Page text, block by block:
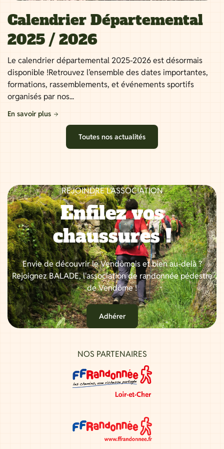
Calendrier Départemental
2025 / 2026
Le calendrier départemental 2025-2026 est désormais
disponible !Retrouvez l’ensemble des dates importantes,
formations, rassemblements, et événements sportifs
organisés par nos...
En savoir plus
Toutes nos actualités
REJOINDRE L’ASSOCIATION
Enfilez vos
chaussures !
Envie de découvrir le Vendômois et bien au-delà ?
Rejoignez BALADE, l'association de randonnée pédestre
de Vendôme !
Adhérer
NOS PARTENAIRES